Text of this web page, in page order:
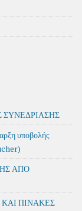
ΣΥΝΕΔΡΙΑΣΗΣ
υποβολής
ΑΠΟ
ΠΙΝΑΚΕΣ